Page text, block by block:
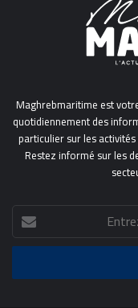
Maghrebmaritime est
quotidiennement des
particulier sur les
Restez informé sur les
Entrez
votre
adresse